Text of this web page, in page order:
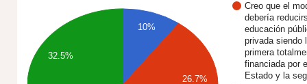
Creo que el
debería
educación
privada siendo
primera
financiada por
Estado y la
10%
26.7%
32.5%